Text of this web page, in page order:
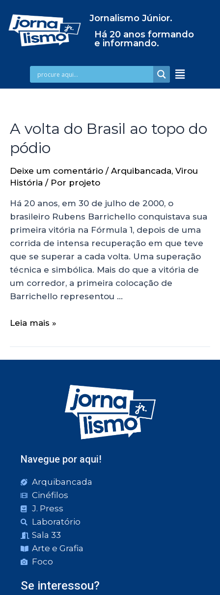
Jornalismo Júnior.
Há 20 anos formando
e informando.
A volta do Brasil ao topo do
pódio
Deixe um comentário / Arquibancada, Virou
História / Por projeto
Há 20 anos, em 30 de julho de 2000, o
brasileiro Rubens Barrichello conquistava sua
primeira vitória na Fórmula 1, depois de uma
corrida de intensa recuperação em que teve
que se superar a cada volta. Uma superação
técnica e simbólica. Mais do que a vitória de
um corredor, a primeira colocação de
Barrichello representou …
Leia mais »
Navegue por aqui!
Arquibancada
Cinéfilos
J. Press
Laboratório
Sala 33
Arte e Grafia
Foco
Se interessou?